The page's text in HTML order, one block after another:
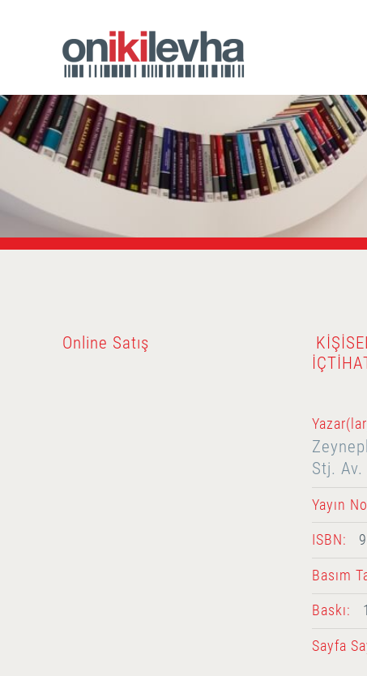
Online Satış
Stj. Av.
Yayın
ISBN:
Basım
Baskı:
Sayfa